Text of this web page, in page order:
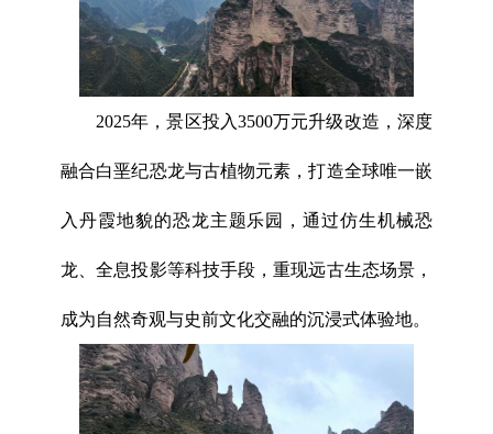
2025年，景区投入3500万元升级改造，深度
融合白垩纪恐龙与古植物元素，打造全球唯一嵌
入丹霞地貌的恐龙主题乐园，通过仿生机械恐
龙、全息投影等科技手段，重现远古生态场景，
成为自然奇观与史前文化交融的沉浸式体验地。